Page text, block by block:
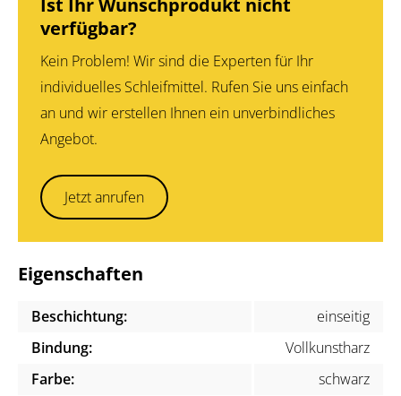
verfügbar?
Kein Problem! Wir sind die Experten für Ihr
individuelles Schleifmittel. Rufen Sie uns einfach
an und wir erstellen Ihnen ein unverbindliches
Angebot.
Jetzt anrufen
Eigenschaften
Beschichtung:
einseitig
Bindung:
Vollkunstharz
Farbe:
schwarz